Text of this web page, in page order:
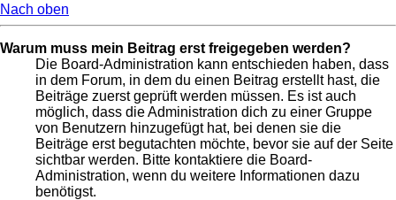
Nach oben
Warum muss mein Beitrag erst freigegeben werden?
Die Board-Administration kann entschieden haben, dass
in dem Forum, in dem du einen Beitrag erstellt hast, die
Beiträge zuerst geprüft werden müssen. Es ist auch
möglich, dass die Administration dich zu einer Gruppe
von Benutzern hinzugefügt hat, bei denen sie die
Beiträge erst begutachten möchte, bevor sie auf der Seite
sichtbar werden. Bitte kontaktiere die Board-
Administration, wenn du weitere Informationen dazu
benötigst.